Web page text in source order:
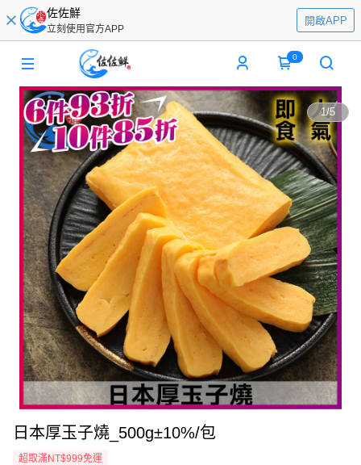
佐佐鮮
立刻使用官方APP
開啟APP
0
1/5
日本厚玉子燒_500g±10%/包
超取滿NT$999免運